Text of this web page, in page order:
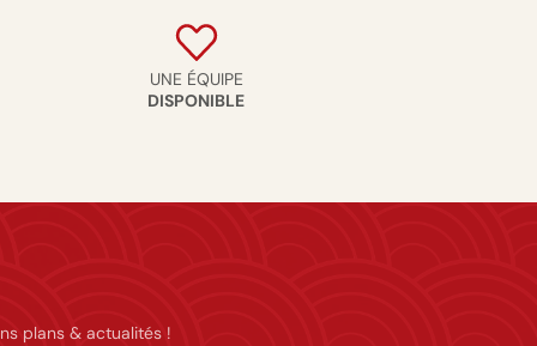
UNE ÉQUIPE
DISPONIBLE
plans & actualités !